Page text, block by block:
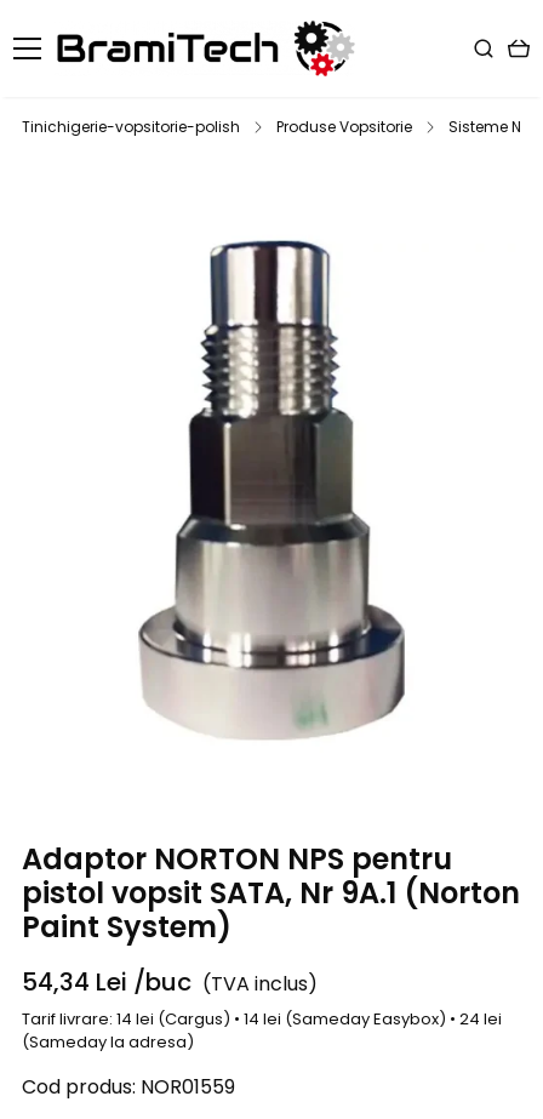
Tinichigerie-vopsitorie-polish Produse Vopsitorie Sisteme NPS
Adaptor NORTON NPS pentru
pistol vopsit SATA, Nr 9A.1 (Norton
Paint System)
54,34 Lei /buc (TVA inclus)
Tarif livrare: 14 lei (Cargus) • 14 lei (Sameday Easybox) • 24 lei
(Sameday la adresa)
Cod produs: NOR01559